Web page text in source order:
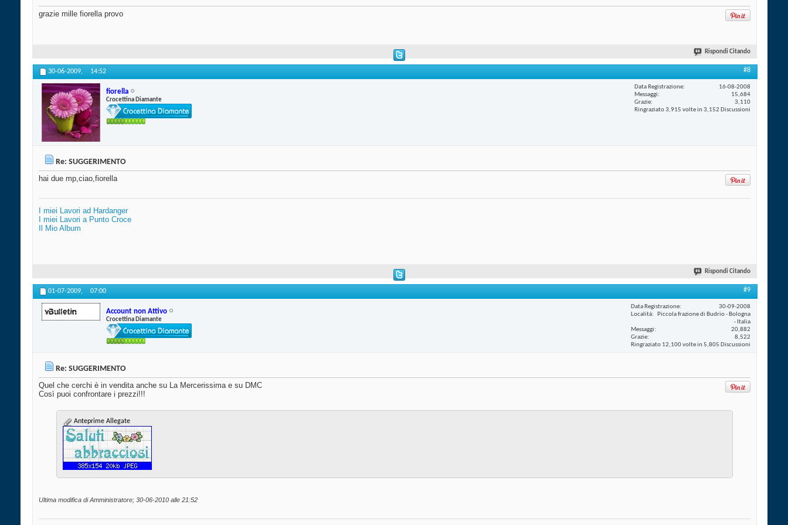
grazie mille fiorella provo
Rispondi Citando
30-06-2009, 14:52 #8
fiorella
Crocettina Diamante
Data Registrazione
16-08-2008
Messaggi
15,684
Grazie
3,110
Ringraziato 3,915 volte in 3,152 Discussioni
Re: SUGGERIMENTO
hai due mp,ciao,fiorella
I miei Lavori ad Hardanger
I miei Lavori a Punto Croce
Il Mio Album
Rispondi Citando
01-07-2009, 07:00 #9
Account non Attivo
Crocettina Diamante
Data Registrazione
30-09-2008
Località
Piccola frazione di Budrio - Bologna
- Italia
Messaggi
20,882
Grazie
8,522
Ringraziato 12,100 volte in 5,805 Discussioni
Re: SUGGERIMENTO
Quel che cerchi è in vendita anche su La Mercerissima e su DMC
Così puoi confrontare i prezzi!!!
Anteprime Allegate
Ultima modifica di Amministratore; 30-06-2010 alle 21:52